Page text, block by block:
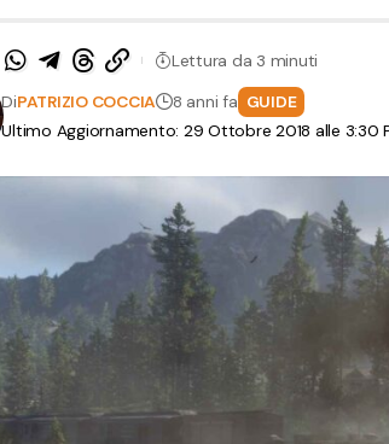
Ultimo Aggiornamento: 29 Ottobre 2018 alle 3:30
DiPATRIZIO COCCIA 8 anni fa GUIDE
Lettura da 3 minuti